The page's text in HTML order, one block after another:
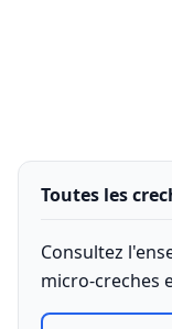
Toutes les
Consultez
micro-creches